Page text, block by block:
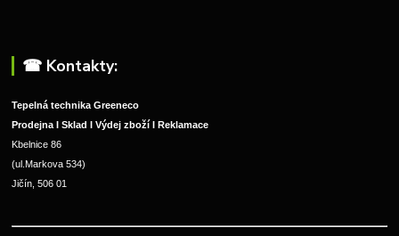
☎︎ Kontakty:
Tepelná technika Greeneco
Prodejna I Sklad I Výdej zboží I Reklamace
Kbelnice 86
(ul.Markova 534)
Jičín, 506 01